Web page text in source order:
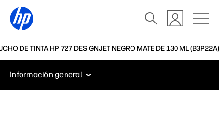
DE TINTA HP 727 DESIGNJET NEGRO MATE DE 130 ML (B3P22A)
Información general
Soporte
Información general